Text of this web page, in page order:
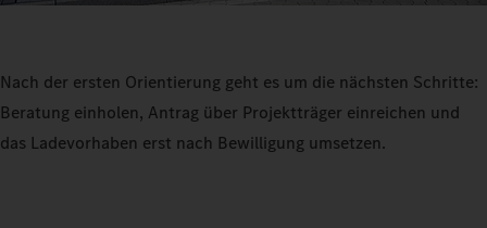
Nach der ersten Orientierung geht es um die nächsten Schritte:
Beratung einholen, Antrag über Projektträger einreichen und
das Ladevorhaben erst nach Bewilligung umsetzen.